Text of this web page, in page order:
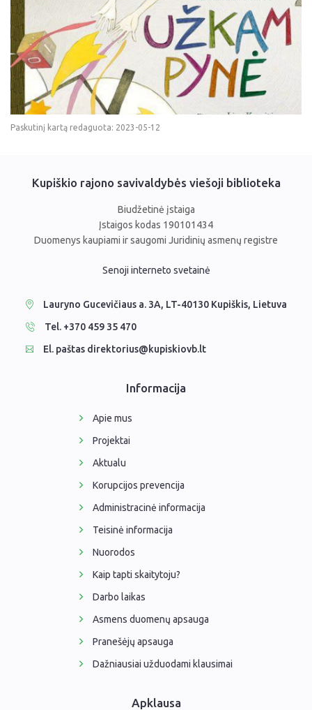
Paskutinį kartą redaguota: 2023-05-12
Kupiškio rajono savivaldybės viešoji biblioteka
Biudžetinė įstaiga
Įstaigos kodas 190101434
Duomenys kaupiami ir saugomi Juridinių asmenų registre
Senoji interneto svetainė
Lauryno Gucevičiaus a. 3A, LT-40130 Kupiškis, Lietuva
Tel. +370 459 35 470
El. paštas direktorius@kupiskiovb.lt
Informacija
Apie mus
Projektai
Aktualu
Korupcijos prevencija
Administracinė informacija
Teisinė informacija
Nuorodos
Kaip tapti skaitytoju?
Darbo laikas
Asmens duomenų apsauga
Pranešėjų apsauga
Dažniausiai užduodami klausimai
Apklausa